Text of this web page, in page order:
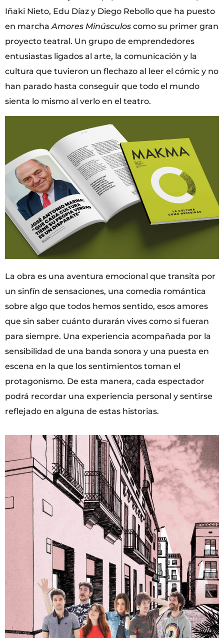
Iñaki Nieto, Edu Díaz y Diego Rebollo que ha puesto
en marchaAmores Minúsculos como su primer gran
proyecto teatral. Un grupo de emprendedores
entusiastas ligados al arte, la comunicación y la
cultura que tuvieron un flechazo al leer el cómic y no
han parado hasta conseguir que todo el mundo
sienta lo mismo al verlo en el teatro.
La obra es una aventura emocional que transita por
un sinfín de sensaciones, una comedia romántica
sobre algo que todos hemos sentido, esos amores
que sin saber cuánto durarán vives como si fueran
para siempre. Una experiencia acompañada por la
sensibilidad de una banda sonora y una puesta en
escena en la que los sentimientos toman el
protagonismo. De esta manera, cada espectador
podrá recordar una experiencia personal y sentirse
reflejado en alguna de estas historias.